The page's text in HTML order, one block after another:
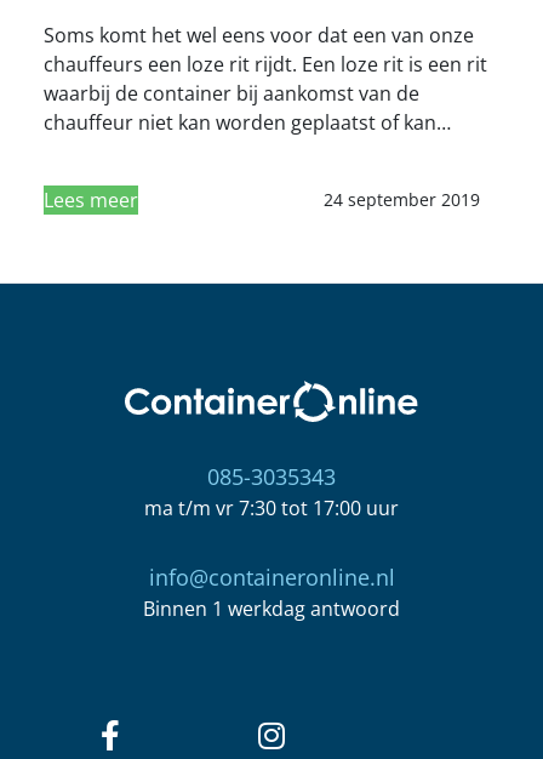
Soms komt het wel eens voor dat een van onze
chauffeurs een loze rit rijdt. Een loze rit is een rit
waarbij de container bij aankomst van de
chauffeur niet kan worden geplaatst of kan…
Lees meer 24 september 2019
085-3035343
ma t/m vr 7:30 tot 17:00 uur
info@containeronline.nl
Binnen 1 werkdag antwoord